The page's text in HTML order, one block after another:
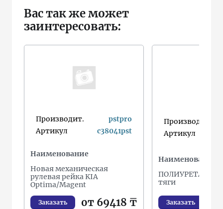
Вас так же может
заинтересовать:
Производит.
pstpro
Артикул
c38041pst
Наименование
Новая механическая
рулевая рейка KIA
Optima/Magent
Заказать от 69418 ₸
Производит.
Артикул
Наименование
тяги
Заказать